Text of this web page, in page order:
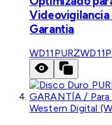
Videovigilancia
Garantia
WD11PURZ
Western Digital